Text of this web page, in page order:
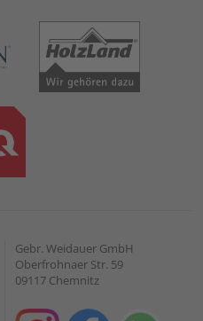
Gebr. Weidauer GmbH
Oberfrohnaer Str. 59
09117 Chemnitz